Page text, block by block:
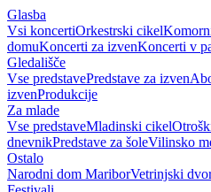
Glasba
Vsi koncertiOrkestrski cikel
domuKoncerti za izvenKoncerti v
Gledališče
Vse predstavePredstave za izven
izvenProdukcije
Za mlade
Vse predstaveMladinski cikel
dnevnikPredstave za šoleVilinsko
Ostalo
Narodni dom MariborVetrinjski